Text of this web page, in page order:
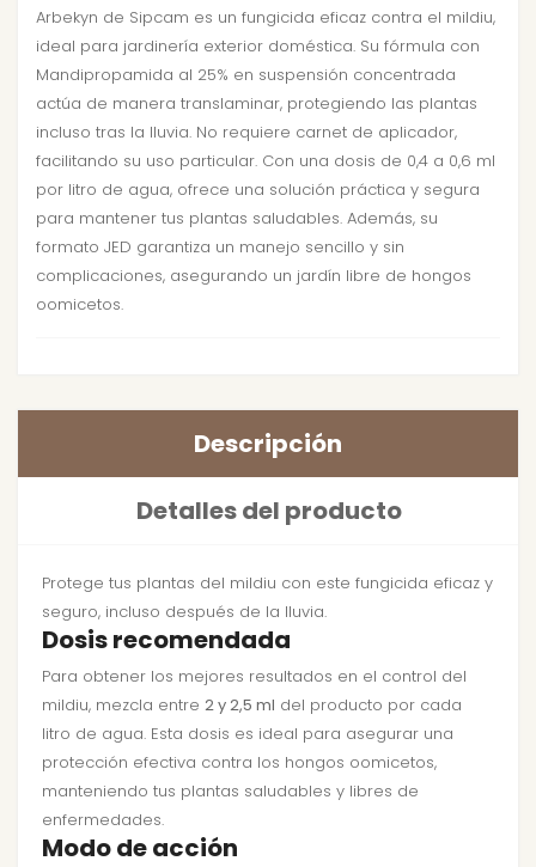
Arbekyn de Sipcam es un fungicida eficaz contra el mildiu,
ideal para jardinería exterior doméstica. Su fórmula con
Mandipropamida al 25% en suspensión concentrada
actúa de manera translaminar, protegiendo las plantas
incluso tras la lluvia. No requiere carnet de aplicador,
facilitando su uso particular. Con una dosis de 0,4 a 0,6 ml
por litro de agua, ofrece una solución práctica y segura
para mantener tus plantas saludables. Además, su
formato JED garantiza un manejo sencillo y sin
complicaciones, asegurando un jardín libre de hongos
oomicetos.
Descripción
Detalles del producto
Protege tus plantas del mildiu con este fungicida eficaz y
seguro, incluso después de la lluvia.
Dosis recomendada
Para obtener los mejores resultados en el control del
mildiu, mezcla entre 2 y 2,5 ml del producto por cada
litro de agua. Esta dosis es ideal para asegurar una
protección efectiva contra los hongos oomicetos,
manteniendo tus plantas saludables y libres de
enfermedades.
Modo de acción